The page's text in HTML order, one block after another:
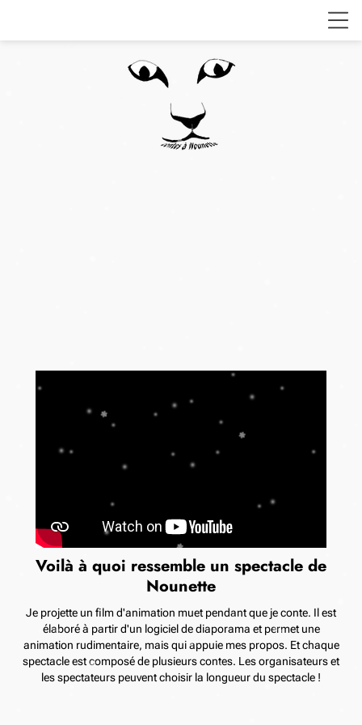
Voilà à quoi ressemble un spectacle de
Nounette
Je projette un film d'animation muet pendant que je conte. Il est
élaboré à partir d'un logiciel de diaporama et permet une
animation rudimentaire, mais qui appuie mes propos. Et chaque
spectacle est composé de plusieurs contes. Les organisateurs et
les spectateurs peuvent choisir la longueur du spectacle !